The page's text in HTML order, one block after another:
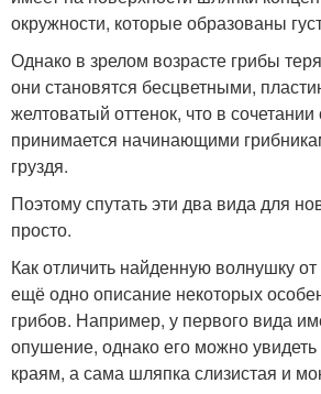
окружности, которые образованы
Однако в зрелом возрасте грибы
они становятся бесцветными,
желтоватый оттенок, что в
принимается начинающими
груздя.
Поэтому спутать эти два вида для
просто.
Как отличить найденную волнушку от
ещё одно описание некоторых
грибов. Например, у первого вида
опушение, однако его можно
краям, а сама шляпка слизистая и